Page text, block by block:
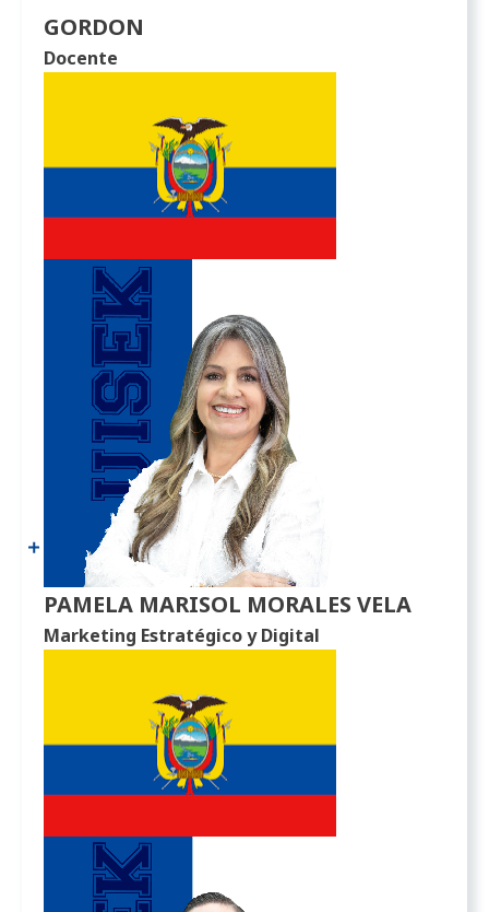
GORDON
Docente
PAMELA MARISOL MORALES VELA
Marketing Estratégico y Digital